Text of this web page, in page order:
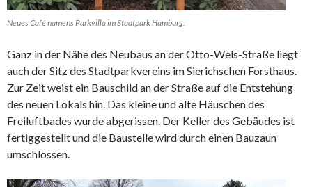
Neues Café namens Parkvilla im Stadtpark Hamburg.
Ganz in der Nähe des Neubaus an der Otto-Wels-Straße liegt
auch der Sitz des Stadtparkvereins im Sierichschen Forsthaus.
Zur Zeit weist ein Bauschild an der Straße auf die Entstehung
des neuen Lokals hin. Das kleine und alte Häuschen des
Freiluftbades wurde abgerissen. Der Keller des Gebäudes ist
fertiggestellt und die Baustelle wird durch einen Bauzaun
umschlossen.